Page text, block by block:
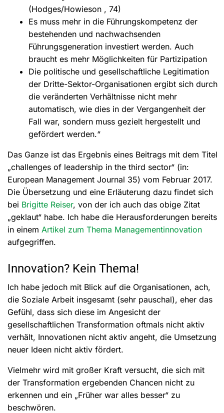
(Hodges/Howieson , 74)
Es muss mehr in die Führungskompetenz der
bestehenden und nachwachsenden
Führungsgeneration investiert werden. Auch
braucht es mehr Möglichkeiten für Partizipation
Die politische und gesellschaftliche Legitimation
der Dritte-Sektor-Organisationen ergibt sich durch
die veränderten Verhältnisse nicht mehr
automatisch, wie dies in der Vergangenheit der
Fall war, sondern muss gezielt hergestellt und
gefördert werden.“
Das Ganze ist das Ergebnis eines Beitrags mit dem Titel
„challenges of leadership in the third sector“ (in:
European Management Journal 35) vom Februar 2017.
Die Übersetzung und eine Erläuterung dazu findet sich
bei Brigitte Reiser, von der ich auch das obige Zitat
„geklaut“ habe. Ich habe die Herausforderungen bereits
in einem Artikel zum Thema Managementinnovation
aufgegriffen.
Innovation? Kein Thema!
Ich habe jedoch mit Blick auf die Organisationen, ach,
die Soziale Arbeit insgesamt (sehr pauschal), eher das
Gefühl, dass sich diese im Angesicht der
gesellschaftlichen Transformation oftmals nicht aktiv
verhält, Innovationen nicht aktiv angeht, die Umsetzung
neuer Ideen nicht aktiv fördert.
Vielmehr wird mit großer Kraft versucht, die sich mit
der Transformation ergebenden Chancen nicht zu
erkennen und ein „Früher war alles besser“ zu
beschwören.